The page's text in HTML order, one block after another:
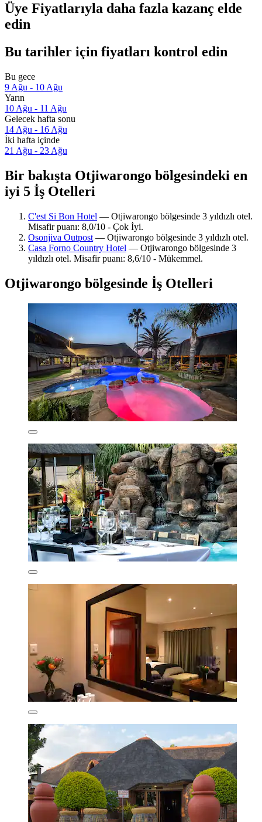
Üye Fiyatlarıyla daha fazla kazanç elde
edin
Bu tarihler için fiyatları kontrol edin
Bu gece
9 Ağu - 10 Ağu
Yarın
10 Ağu - 11 Ağu
Gelecek hafta sonu
14 Ağu - 16 Ağu
İki hafta içinde
21 Ağu - 23 Ağu
Bir bakışta Otjiwarongo bölgesindeki en
iyi 5 İş Otelleri
C'est Si Bon Hotel — Otjiwarongo bölgesinde 3 yıldızlı otel.
Misafir puanı: 8,0/10 - Çok İyi.
Osonjiva Outpost — Otjiwarongo bölgesinde 3 yıldızlı otel.
Casa Forno Country Hotel — Otjiwarongo bölgesinde 3
yıldızlı otel. Misafir puanı: 8,6/10 - Mükemmel.
Otjiwarongo bölgesinde İş Otelleri